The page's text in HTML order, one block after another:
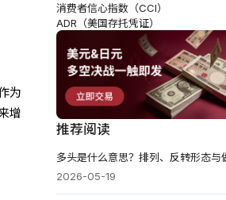
为
增
消费者信心指数（CCI）
ADR（美国存托凭证）
推荐阅读
2026-05-19